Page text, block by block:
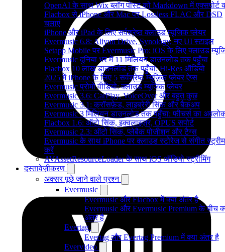
OpenAI के साथ Wix ब्लॉग पोस्ट को Markdown में एक्सपोर्ट
Flacbox से iPhone और Mac पर Lossless FLAC और DSD
चलाएं
iPhone और iPad के लिए सर्वश्रेष्ठ क्लाउड म्यूजिक प्लेयर
Evermusic 6.8: Aliyun Drive, Synology, नए UI स्टाइल
Setapp Mobile पर Evermusic Pro: iOS के लिए क्लाउड
Evermusic दुनिया भर में 11 मिलियन डाउनलोड तक पहुँचा
Flacbox 10 लाख डाउनलोड तक पहुँचा: Hi-Res ऑडियो
2025 में iPhone के लिए 5 सर्वश्रेष्ठ म्यूज़िक प्लेयर ऐप्स
Evermusic प्रोमो वीडियो: क्लाउड म्यूजिक प्लेयर
Evermusic 3.6: CarPlay, VoiceOver और बहुत कुछ
Evermusic 3.1: क्रॉसफ़ेड, लाइब्रेरी सिंक और बैकअप
Evermusic 3 मिलियन डाउनलोड तक पहुँचा: फीचर्स का
Flacbox 1.6: ऑटो सिंक, इक्वलाइज़र, OPUS सपोर्ट
Evermusic 2.3: ऑटो सिंक, प्लेबैक पोजीशन और टैग्स
Evermusic के साथ iPhone पर क्लाउड स्टोरेज से संगीत स्ट्रीम
करें
AVAssetResourceLoader के साथ iOS ऑडियो स्ट्रीमिंग
दस्तावेज़ीकरण
अक्सर पूछे जाने वाले प्रश्न
Evermusic
Evermusic और Flacbox में क्या अंतर है
Evermusic और Evermusic Premium के बीच
अंतर है
Evertag
Evertag और Evertag Premium में क्या अंतर है
Evervideo